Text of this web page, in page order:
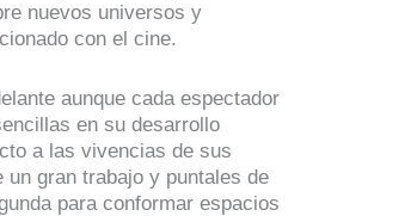
nuevos universos y
con el cine.
aunque cada espectador
en su desarrollo
a las vivencias de sus
gran trabajo y puntales de
para conformar espacios